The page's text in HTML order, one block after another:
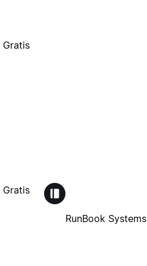
Gratis
Gratis
RunBook Systems